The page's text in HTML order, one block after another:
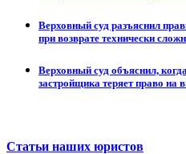
Верховный суд разъяснил
при возврате технически
Верховный суд объяснил,
застройщика теряет право на
Статьи наших юристов